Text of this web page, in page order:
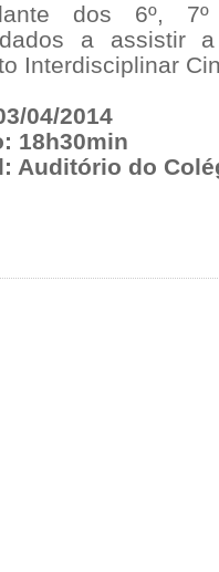
dos 6º,
a assistir
Interdisciplinar
04/2014
18h30min
Auditório do